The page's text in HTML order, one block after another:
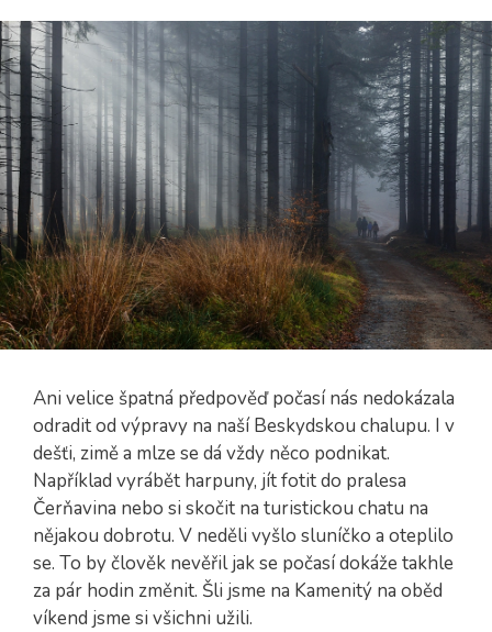
Ani velice špatná předpověď počasí nás nedokázala
odradit od výpravy na naší Beskydskou chalupu. I v
dešťi, zimě a mlze se dá vždy něco podnikat.
Například vyrábět harpuny, jít fotit do pralesa
Čerňavina nebo si skočit na turistickou chatu na
nějakou dobrotu. V neděli vyšlo sluníčko a oteplilo
se. To by člověk nevěřil jak se počasí dokáže takhle
za pár hodin změnit. Šli jsme na Kamenitý na oběd
víkend jsme si všichni užili.